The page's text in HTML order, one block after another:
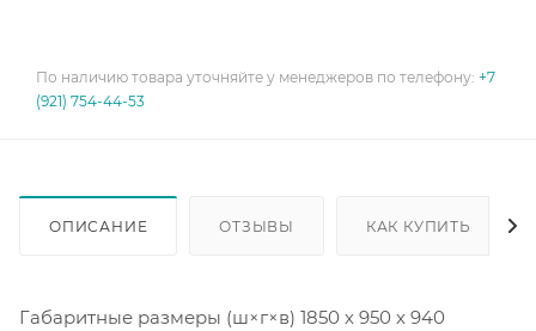
По наличию товара уточняйте у менеджеров по телефону: +7
(921) 754-44-53
ОПИСАНИЕ ОТЗЫВЫ КАК КУПИТЬ
Габаритные размеры (ш×г×в) 1850 х 950 х 940